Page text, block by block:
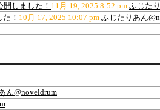
しました！ 11月 19, 2025 8:52 pm ふじた
！ 10月 17, 2025 10:07 pm ふじたりあん
ん@noveldrum